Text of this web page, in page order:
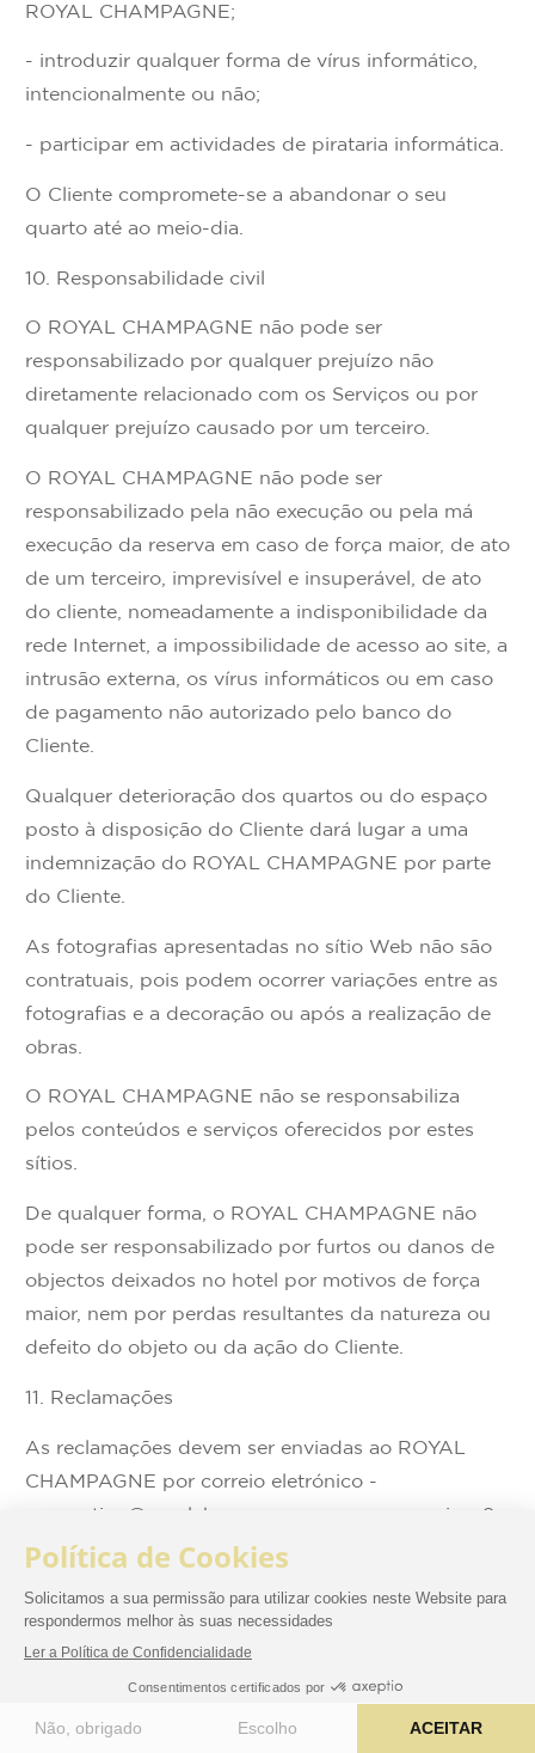
ROYAL CHAMPAGNE;
- introduzir qualquer forma de vírus informático,
intencionalmente ou não;
- participar em actividades de pirataria informática.
O Cliente compromete-se a abandonar o seu
quarto até ao meio-dia.
10. Responsabilidade civil
O ROYAL CHAMPAGNE não pode ser
responsabilizado por qualquer prejuízo não
diretamente relacionado com os Serviços ou por
qualquer prejuízo causado por um terceiro.
O ROYAL CHAMPAGNE não pode ser
responsabilizado pela não execução ou pela má
execução da reserva em caso de força maior, de ato
de um terceiro, imprevisível e insuperável, de ato
do cliente, nomeadamente a indisponibilidade da
rede Internet, a impossibilidade de acesso ao site, a
intrusão externa, os vírus informáticos ou em caso
de pagamento não autorizado pelo banco do
Cliente.
Qualquer deterioração dos quartos ou do espaço
posto à disposição do Cliente dará lugar a uma
indemnização do ROYAL CHAMPAGNE por parte
do Cliente.
As fotografias apresentadas no sítio Web não são
contratuais, pois podem ocorrer variações entre as
fotografias e a decoração ou após a realização de
obras.
O ROYAL CHAMPAGNE não se responsabiliza
pelos conteúdos e serviços oferecidos por estes
sítios.
De qualquer forma, o ROYAL CHAMPAGNE não
pode ser responsabilizado por furtos ou danos de
objectos deixados no hotel por motivos de força
maior, nem por perdas resultantes da natureza ou
defeito do objeto ou da ação do Cliente.
11. Reclamações
As reclamações devem ser enviadas ao ROYAL
CHAMPAGNE por correio eletrónico -
reservation@royalchampagne.com, por correio - 9
rue de la République, 51160 Champillon ou por
telefone devem ser acompanhadas de um e-mail
ou de uma carta, para que a reclamação possa ser
tratada no prazo de 15 dias após a saída do
BOOK NOW